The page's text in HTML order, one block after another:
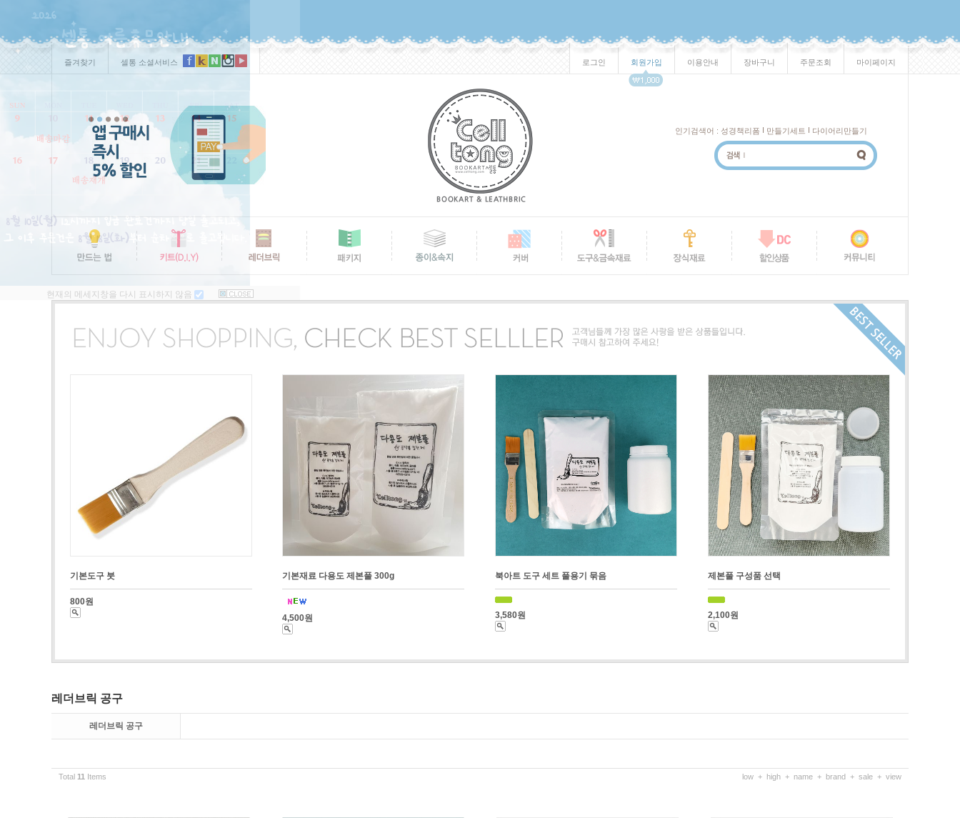
즐겨찾기 셀통 소셜서비스 로그인 회원가입 이용안내 장바구니 주문조회 마이페이지
인기검색어 : 성경책리폼 I 만들기세트 I 다이어리만들기
기본도구 붓
800원
기본재료 다용도 제본풀 300g
4,500원
북아트 도구 세트 풀용기 묶음
3,580원
제본풀 구성품 선택
2,100원
레더브릭 공구
레더브릭 공구
Total 11 Items low + high + name + brand + sale + view
현재의 메세지창을 다시 표시하지 않음